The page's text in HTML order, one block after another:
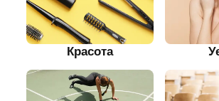
Красота